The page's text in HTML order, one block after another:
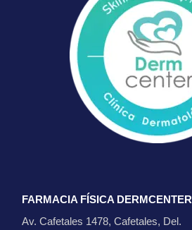
FARMACIA FÍSICA DERMCENTER
Av. Cafetales 1478, Cafetales, Del.